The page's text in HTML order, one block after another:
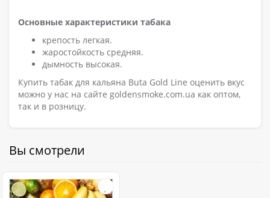
Основные характеристики табака
крепость легкая.
жаростойкость средняя.
дымность высокая.
Купить табак для кальяна Buta Gold Line оценить вкус
можно у нас на сайте goldensmoke.com.ua как оптом,
так и в розницу.
Вы смотрели